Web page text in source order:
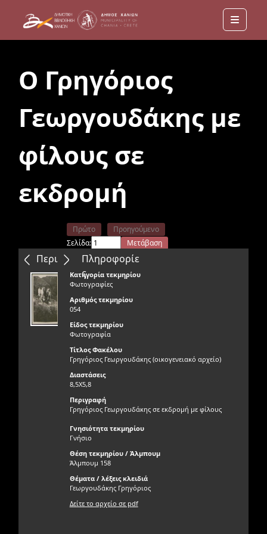
Menu
Ο Γρηγόριος
Γεωργουδάκης με
φίλους σε
εκδρομή
Περιεχόμενα
Πρώτο
Προηγούμενο
Σελίδα:
Μετάβαση
Επόμενο
Τελευταίο
Πληροφορίε
ς
Κατηγορία τεκμηρίου
Φωτογραφίες
Αριθμός τεκμηρίου
054
Είδος τεκμηρίου
Φωτογραφία
Τίτλος Φακέλου
Γρηγόριος Γεωργουδάκης (οικογενειακό αρχείο)
Διαστάσεις
8,5Χ5,8
Περιγραφή
Γρηγόριος Γεωργουδάκης σε εκδρομή με φίλους
Γνησιότητα τεκμηρίου
Γνήσιο
Θέση τεκμηρίου / Άλμπουμ
Άλμπουμ 158
Θέματα / λέξεις κλειδιά
Γεωργουδάκης Γρηγόριος
Δείτε το αρχείο σε pdf